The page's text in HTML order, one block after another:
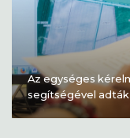
Az egységes
segítségével